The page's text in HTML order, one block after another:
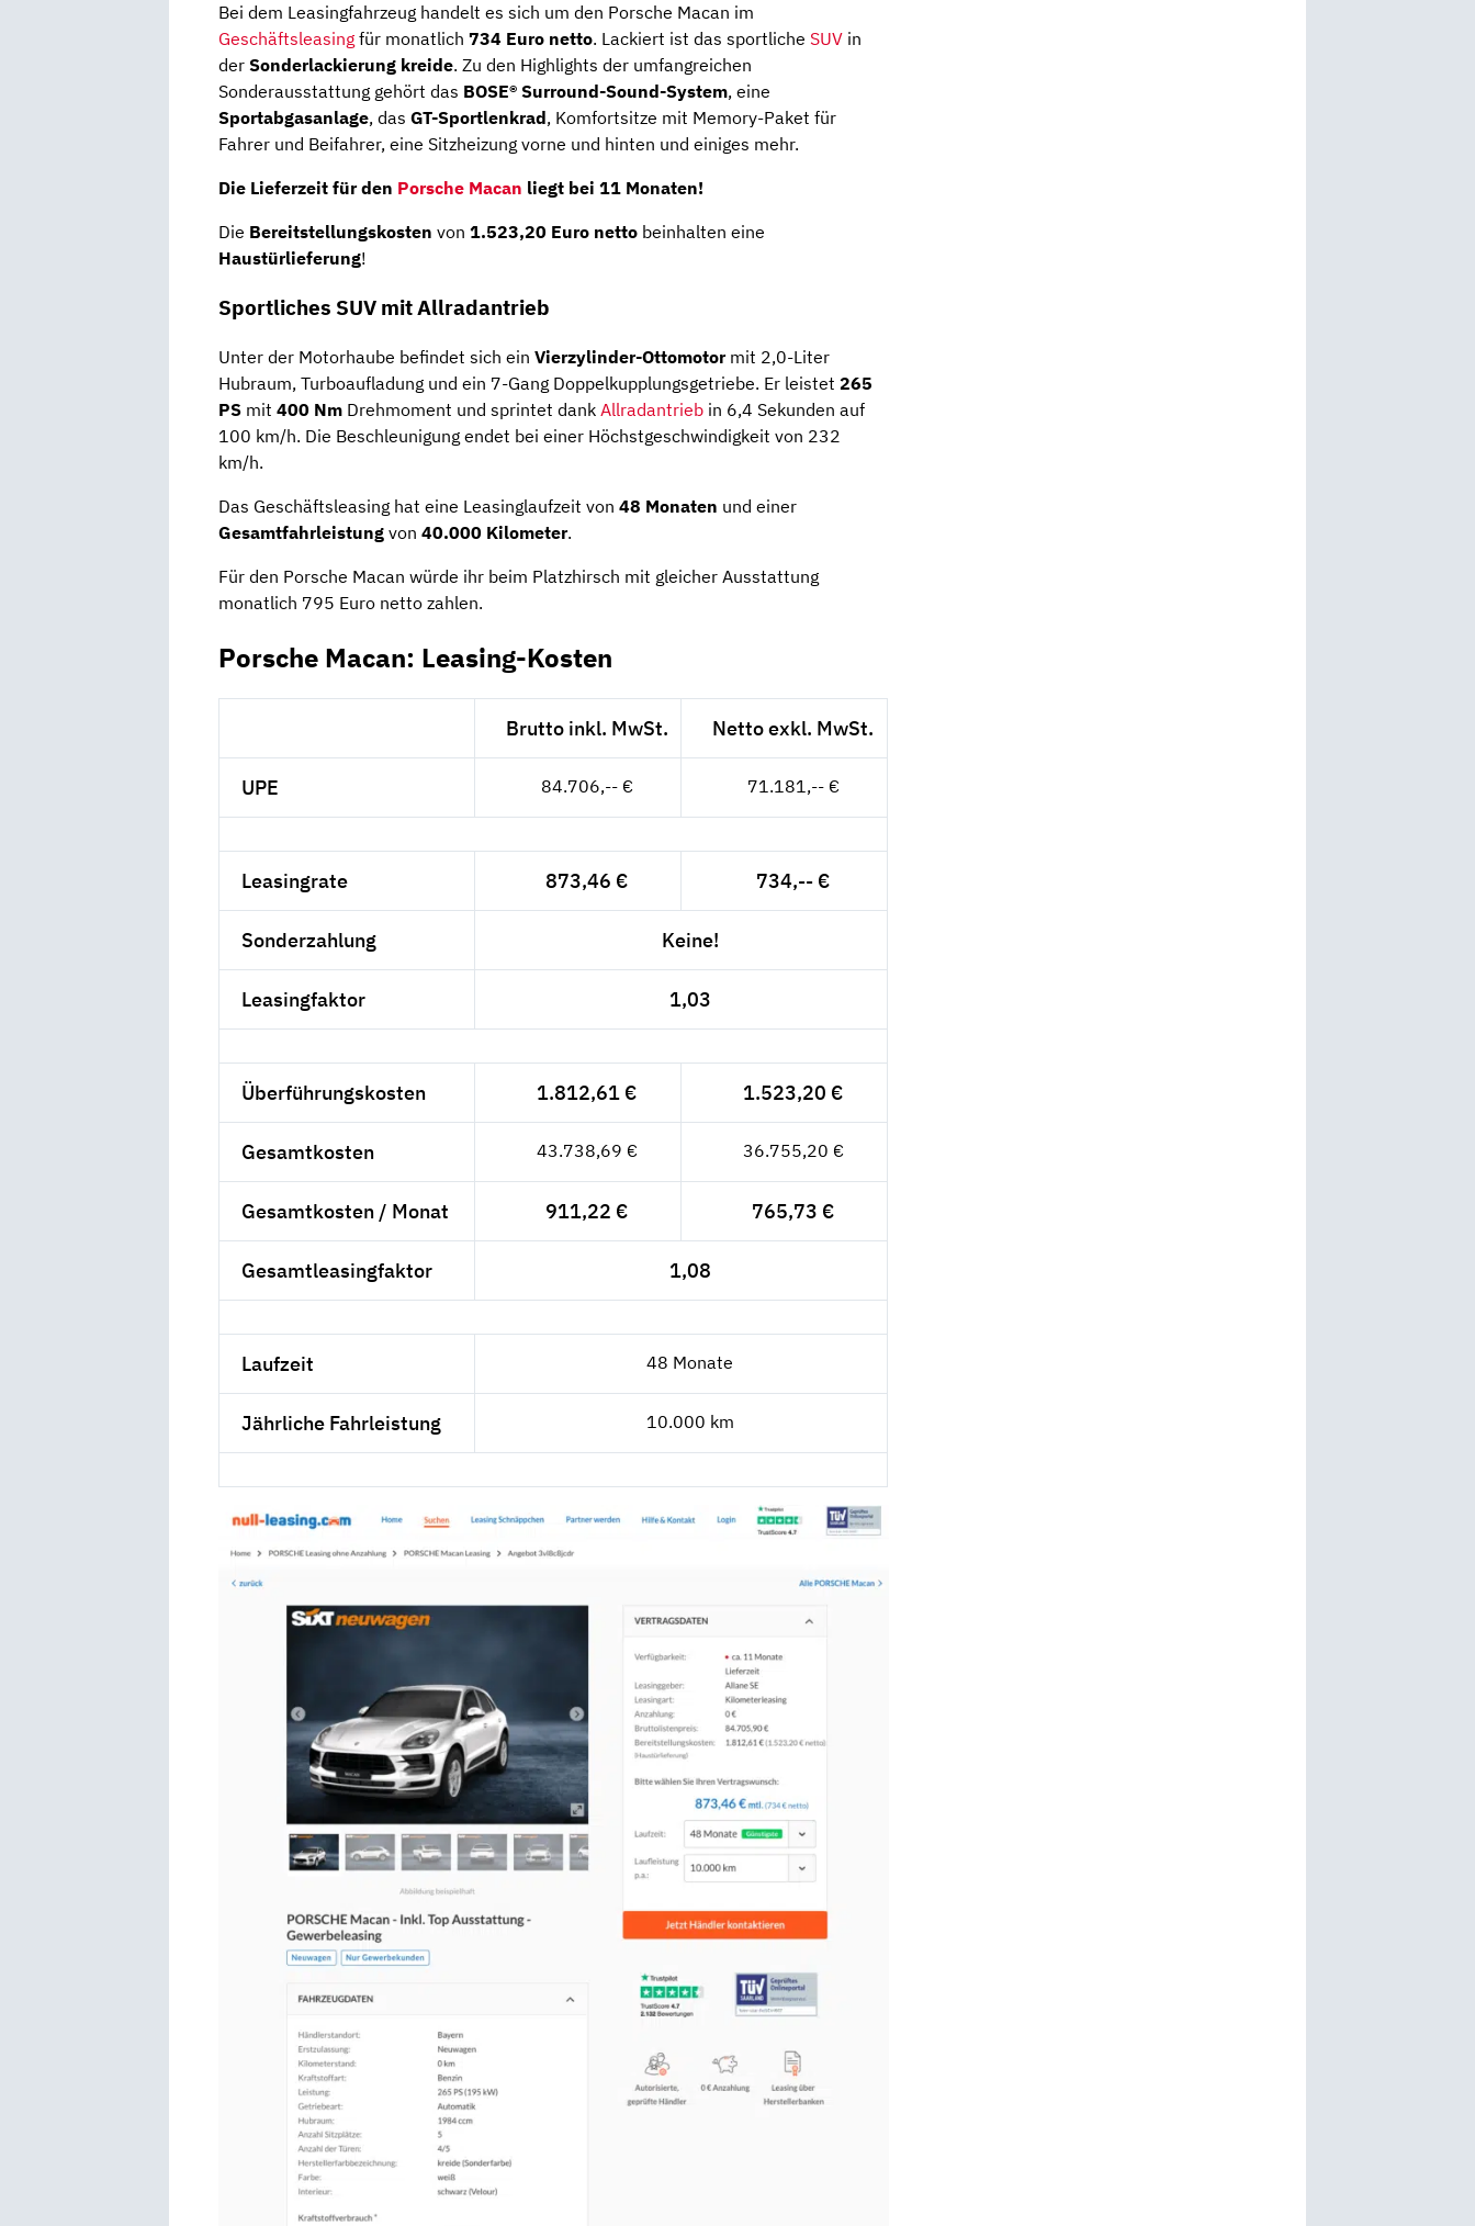
Bei dem Leasingfahrzeug handelt es sich um den Porsche Macan im
Geschäftsleasing für monatlich 734 Euro netto. Lackiert ist das sportliche SUV in
der Sonderlackierung kreide. Zu den Highlights der umfangreichen
Sonderausstattung gehört das BOSE® Surround-Sound-System, eine
Sportabgasanlage, das GT-Sportlenkrad, Komfortsitze mit Memory-Paket für
Fahrer und Beifahrer, eine Sitzheizung vorne und hinten und einiges mehr.
Die Lieferzeit für den Porsche Macan liegt bei 11 Monaten!
Die Bereitstellungs­kosten von 1.523,20 Euro netto beinhalten eine
Haustürlieferung!
Sportliches SUV mit Allradantrieb
Unter der Motorhaube befindet sich ein Vierzylinder-Ottomotormit 2,0-Liter
Hubraum, Turboaufladung und ein 7-Gang Doppelkupplungsgetriebe. Er leistet 265
PS mit 400 Nm Drehmoment und sprintet dank Allradantrieb in 6,4 Sekunden auf
100 km/h. Die Beschleunigung endet bei einer Höchstgeschwindigkeit von 232
km/h.
Das Geschäftsleasing hat eine Leasinglaufzeit von 48 Monaten und einer
Gesamtfahrleistung von 40.000 Kilometer.
Für den Porsche Macan würde ihr beim Platzhirsch mit gleicher Ausstattung
monatlich 795 Euro netto zahlen.
Porsche Macan: Leasing-Kosten
Brutto inkl. MwSt. Netto exkl. MwSt.
UPE 84.706,-- € 71.181,-- €
Leasingrate 873,46 € 734,-- €
Sonderzahlung Keine!
Leasingfaktor 1,03
Überführungskosten 1.812,61 € 1.523,20 €
Gesamtkosten 43.738,69 € 36.755,20 €
Gesamtkosten / Monat 911,22 € 765,73 €
Gesamtleasingfaktor 1,08
Laufzeit 48 Monate
Jährliche Fahrleistung 10.000 km